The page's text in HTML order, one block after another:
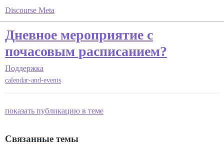
Discourse Meta
Дневное мероприятие с
почасовым расписанием?
Поддержка
calendar-and-events
показать публикацию в теме
Связанные темы